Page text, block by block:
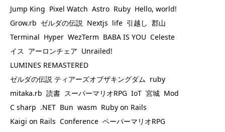
Jump King Pixel Watch Astro Ruby Hello, world!
Grow.rb ゼルダの伝説 Nextjs life 引越し 郡山
Terminal Hyper WezTerm BABA IS YOU Celeste
イス アーロンチェア Unrailed!
LUMINES REMASTERED
ゼルダの伝説 ティアーズオブザキングダム ruby
mitaka.rb 読書 スーパーマリオRPG IoT 宮城 Mod
C sharp .NET Bun wasm Ruby on Rails
Kaigi on Rails Conference ペーパーマリオRPG